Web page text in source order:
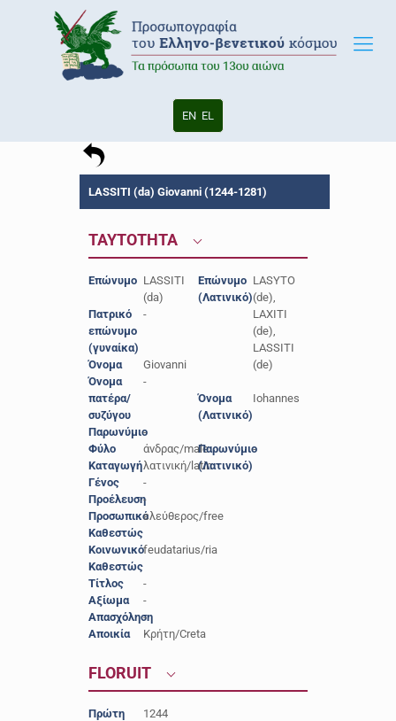
EN EL
LASSITI (da) Giovanni (1244-1281)
ΤΑΥΤΟΤΗΤΑ
Επώνυμο LASSITI
(da)
Πατρικό
επώνυμο
(γυναίκα)
-
Όνομα
Giovanni
Όνομα
πατέρα/
συζύγου
-
Παρωνύμιο
-
Φύλο
άνδρας/male
Καταγωγήλατινική/latin
Γένος
-
Προέλευση-
Προσωπικό
Καθεστώς
ελεύθερος/free
Κοινωνικό
Καθεστώς
feudatarius/ria
Τίτλος
-
Αξίωμα
-
Απασχόληση
-
Αποικία
Κρήτη/Creta
Επώνυμο
(Λατινικό)
LASYTO
(de),
LAXITI
(de),
LASSITI
(de)
Όνομα
(Λατινικό)
Iohannes
Παρωνύμιο
(Λατινικό)
-
FLORUIT
Πρώτη
1244